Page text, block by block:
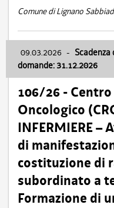
Comune di Lignano
09.03.2026 -
domande: 31.12.2026
106/26 -
Oncologico
INFERMIERE –
di
costituzione di
subordinato a
Formazione di